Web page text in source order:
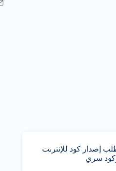
إصدار كود للإنترنت
سري